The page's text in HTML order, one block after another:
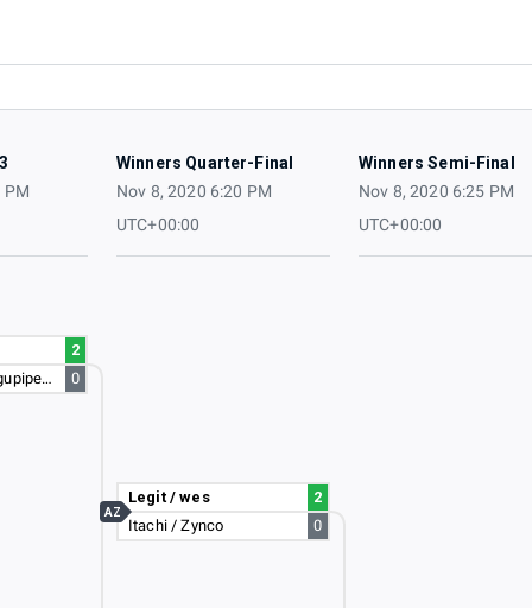
PM
Winners Quarter-Final
Nov 8, 2020 6:20 PM
UTC+00:00
Winners Semi-Final
Nov 8, 2020 6:25 PM
UTC+00:00
2
Santycarp07 / Agupipe08
0
Legit / wes
2
Itachi / Zynco
0
AZ